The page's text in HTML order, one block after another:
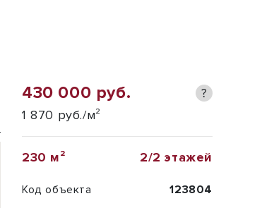
Подробнее
430 000 руб. ?
1 870 руб./м²
230 м² 2/2 этажей
Код объекта 123804